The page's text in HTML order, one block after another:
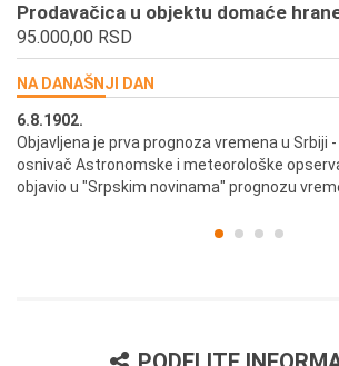
Prodavačica u objektu domaće
95.000,00 RSD
NA DANAŠNJI DAN
6.8.1902.
Objavljena je prva prognoza vremena u Srbiji
osnivač Astronomske i meteorološke
objavio u "Srpskim novinama" prognozu